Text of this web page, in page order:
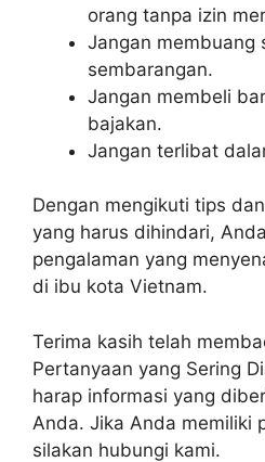
orang tanpa izin
Jangan membuang
sembarangan.
Jangan membeli
bajakan.
Jangan terlibat
Dengan mengikuti tips
yang harus dihindari,
pengalaman yang
di ibu kota Vietnam.
Terima kasih telah
Pertanyaan yang Sering
harap informasi yang
Anda. Jika Anda memiliki
silakan hubungi kami.